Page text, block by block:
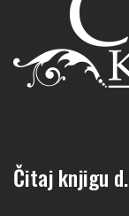
Čitaj knjigu